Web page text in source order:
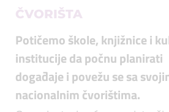
ČVORIŠTA
Potičemo škole, knjižnice i
institucije da počnu planirati
događaje i povežu se sa
nacionalnim čvorištima.